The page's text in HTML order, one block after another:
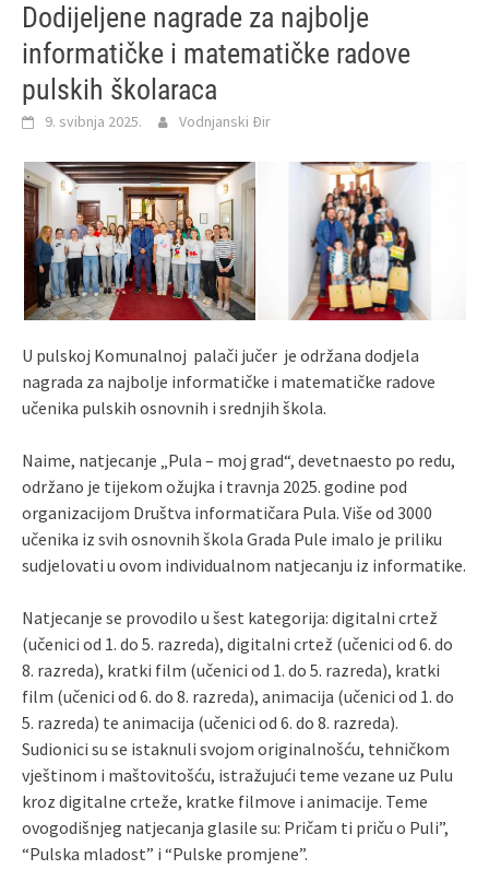
Dodijeljene nagrade za najbolje
informatičke i matematičke radove
pulskih školaraca
9. svibnja 2025. Vodnjanski Đir
U pulskoj Komunalnoj palači jučer je održana dodjela
nagrada za najbolje informatičke i matematičke radove
učenika pulskih osnovnih i srednjih škola.
Naime, natjecanje „Pula – moj grad“, devetnaesto po redu,
održano je tijekom ožujka i travnja 2025. godine pod
organizacijom Društva informatičara Pula. Više od 3000
učenika iz svih osnovnih škola Grada Pule imalo je priliku
sudjelovati u ovom individualnom natjecanju iz informatike.
Natjecanje se provodilo u šest kategorija: digitalni crtež
(učenici od 1. do 5. razreda), digitalni crtež (učenici od 6. do
8. razreda), kratki film (učenici od 1. do 5. razreda), kratki
film (učenici od 6. do 8. razreda), animacija (učenici od 1. do
5. razreda) te animacija (učenici od 6. do 8. razreda).
Sudionici su se istaknuli svojom originalnošću, tehničkom
vještinom i maštovitošću, istražujući teme vezane uz Pulu
kroz digitalne crteže, kratke filmove i animacije. Teme
ovogodišnjeg natjecanja glasile su: Pričam ti priču o Puli”,
“Pulska mladost” i “Pulske promjene”.